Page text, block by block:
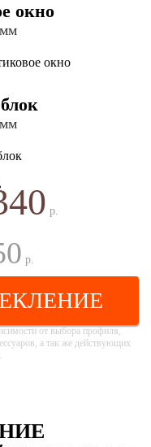
окно
р.
р.
от выбора профиля,
а так же действующих